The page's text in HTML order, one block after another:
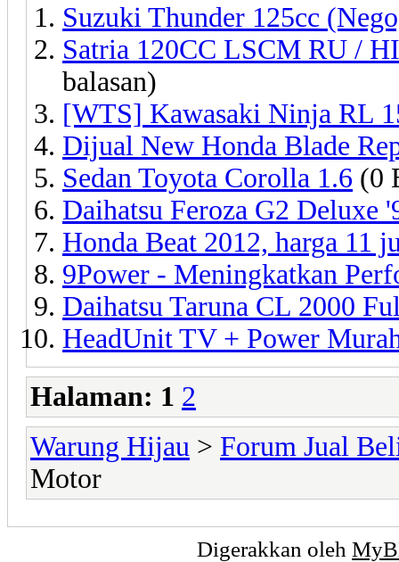
Suzuki Thunder 125cc
Satria 120CC LSCM RU /
balasan)
[WTS] Kawasaki Ninja RL
Dijual New Honda Blade
Sedan Toyota Corolla 1.6 (0
Daihatsu Feroza G2 Deluxe
Honda Beat 2012, harga 11
9Power - Meningkatkan
Daihatsu Taruna CL 2000
HeadUnit TV + Power
Halaman: 1 2
Warung Hijau > Forum Jual
Motor
Digerakkan oleh